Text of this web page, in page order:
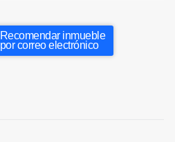
Recomendar inmueble
por correo electrónico